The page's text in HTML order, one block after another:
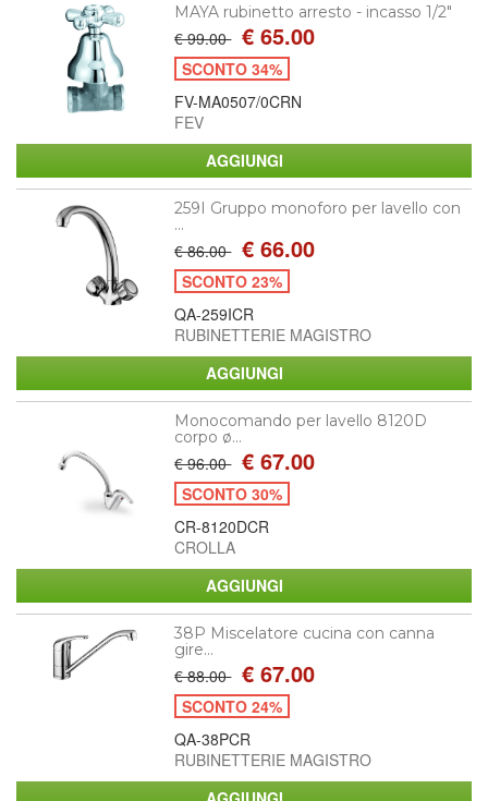
MAYA rubinetto arresto - incasso 1/2"
€ 99.00 € 65.00
SCONTO 34%
FV-MA0507/0CRN
FEV
259I Gruppo monoforo per lavello con
...
€ 86.00 € 66.00
SCONTO 23%
QA-259ICR
RUBINETTERIE MAGISTRO
Monocomando per lavello 8120D
corpo ø...
€ 96.00 € 67.00
SCONTO 30%
CR-8120DCR
CROLLA
38P Miscelatore cucina con canna
gire...
€ 88.00 € 67.00
SCONTO 24%
QA-38PCR
RUBINETTERIE MAGISTRO